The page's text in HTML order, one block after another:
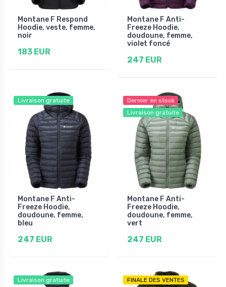
Montane F Respond
Hoodie, veste, femme,
noir
183 EUR
Montane F Anti-
Freeze Hoodie,
doudoune, femme,
violet foncé
247 EUR
Livraison gratuite
Montane F Anti-
Freeze Hoodie,
doudoune, femme,
bleu
247 EUR
Dernier en stock
Livraison gratuite
Montane F Anti-
Freeze Hoodie,
doudoune, femme,
vert
247 EUR
Livraison gratuite
FINALE DES VENTES